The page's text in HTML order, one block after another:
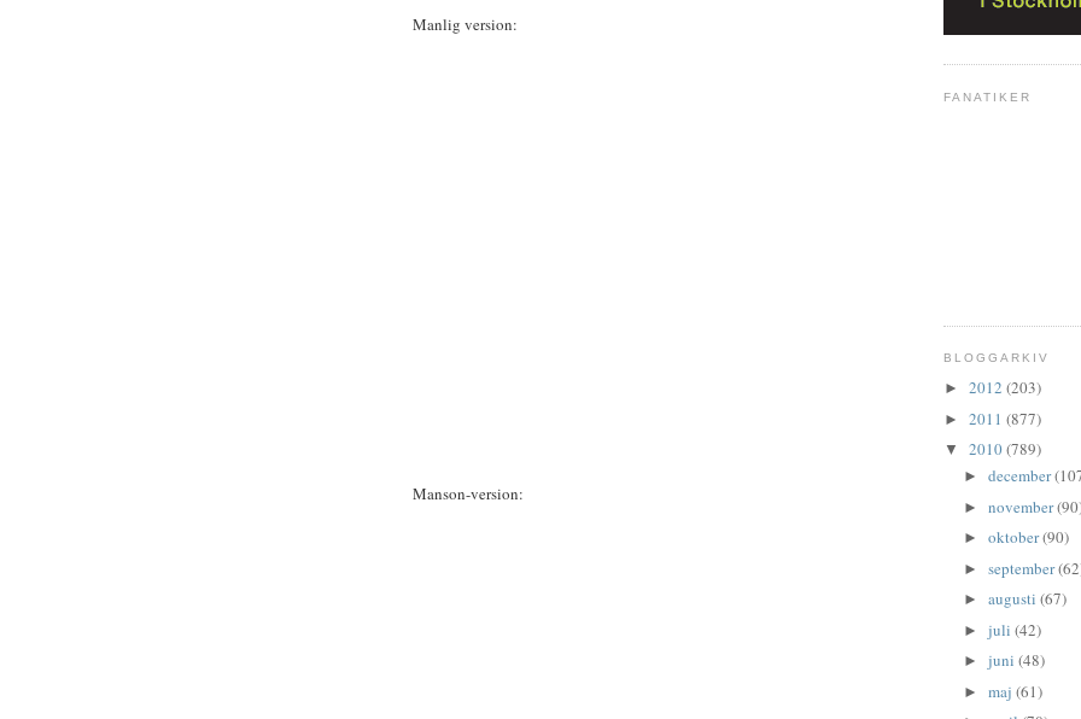
Manlig version:
Manson-version:
FANATIKER
BLOGGARKIV
► 2012 (203)
► 2011 (877)
▼ 2010(789)
► december
► november
► oktober(90)
► september
► augusti (67)
► juli (42)
► juni (48)
► maj (61)